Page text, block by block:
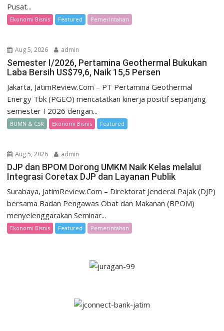
Pusat...
Ekonomi Bisnis Featured Pemerintahan
Aug 5, 2026 admin
Semester I/2026, Pertamina Geothermal Bukukan
Laba Bersih US$79,6, Naik 15,5 Persen
Jakarta, JatimReview.Com – PT Pertamina Geothermal
Energy Tbk (PGEO) mencatatkan kinerja positif sepanjang
semester I 2026 dengan...
BUMN & CSR Ekonomi Bisnis Featured
Aug 5, 2026 admin
DJP dan BPOM Dorong UMKM Naik Kelas melalui
Integrasi Coretax DJP dan Layanan Publik
Surabaya, JatimReview.Com – Direktorat Jenderal Pajak (DJP)
bersama Badan Pengawas Obat dan Makanan (BPOM)
menyelenggarakan Seminar...
Ekonomi Bisnis Featured Pemerintahan